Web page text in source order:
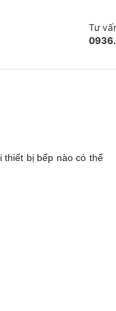
Tư
thiết bị bếp nào có thể